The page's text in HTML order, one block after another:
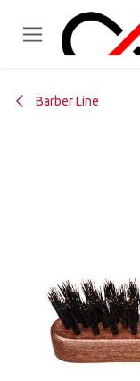
Barber Line